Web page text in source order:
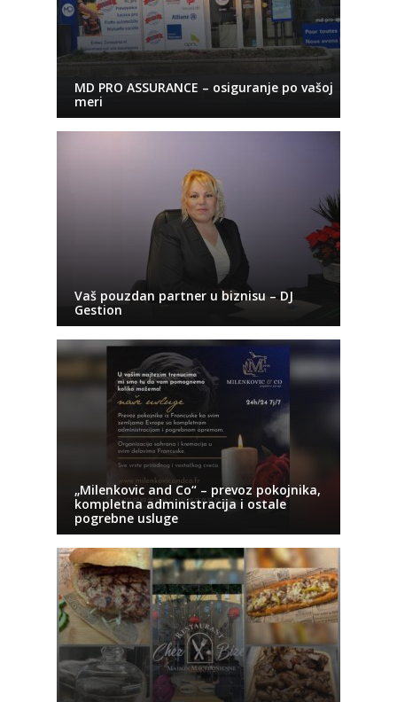
MD PRO ASSURANCE – osiguranje po vašoj
meri
Vaš pouzdan partner u biznisu – DJ
Gestion
„Milenkovic and Co“ – prevoz pokojnika,
kompletna administracija i ostale
pogrebne usluge